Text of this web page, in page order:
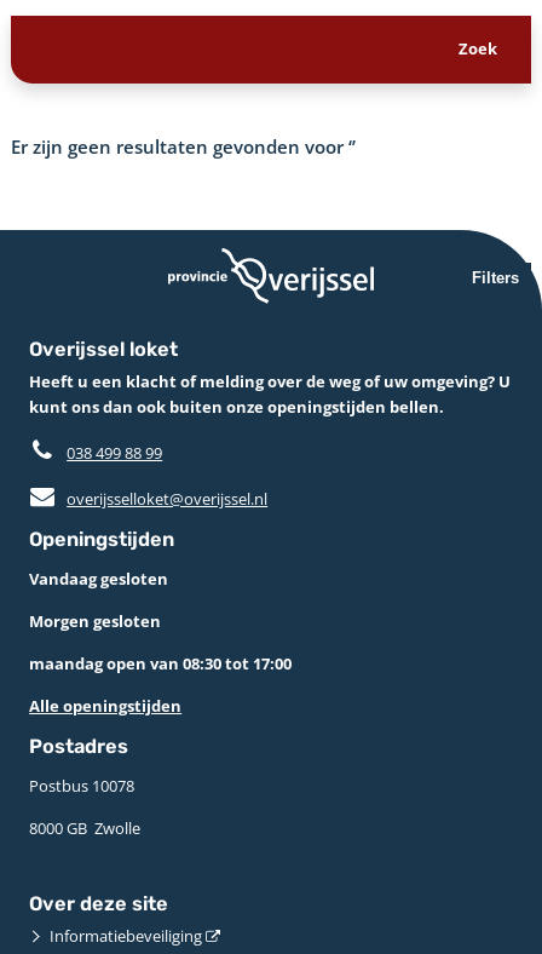
Er zijn geen resultaten gevonden voor‘’
Filters
Overijssel loket
Heeft u een klacht of melding over de weg of uw omgeving? U
kunt ons dan ook buiten onze openingstijden bellen.
038 499 88 99
overijsselloket@overijssel.nl
Openingstijden
Vandaag gesloten
Morgen gesloten
maandag open van 08:30 tot 17:00
Alle openingstijden
Postadres
Postbus 10078 ­
8000 GB ­ Zwolle
Over deze site
Informatiebeveiliging